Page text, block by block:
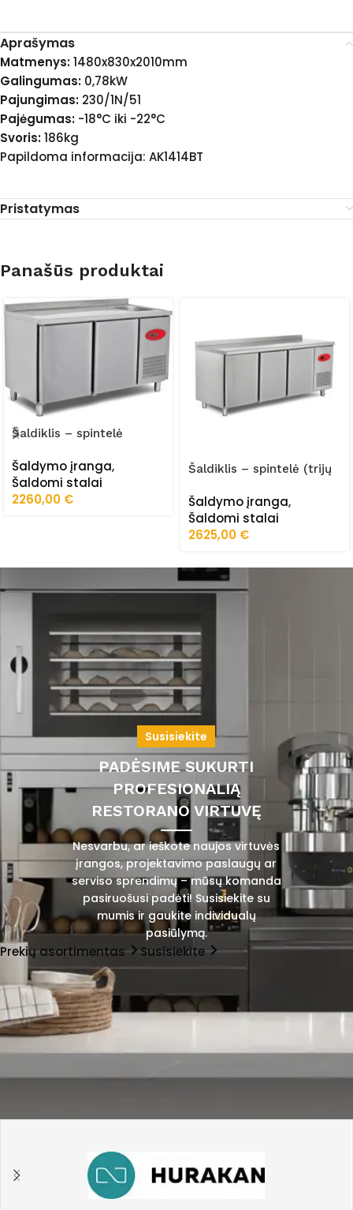
Aprašymas
Matmenys:1480x830x2010mm
Galingumas: 0,78kW
Pajungimas: 230/1N/51
Pajėgumas: -18°C iki -22°C
Svoris:186kg
Papildoma informacija: AK1414BT
Pristatymas
Panašūs produktai
Šaldiklis – spintelė
150/70/02/STA
Šaldymo įranga,
Šaldomi stalai
2260,00 €
Šaldiklis – spintelė (trijų
200/70/02/STA
Šaldymo įranga,
Šaldomi stalai
2625,00 €
Susisiekite
PADĖSIME SUKURTI
PROFESIONALIĄ
RESTORANO VIRTUVĘ
Nesvarbu, ar ieškote naujos virtuvės
įrangos, projektavimo paslaugų ar
serviso sprendimų – mūsų komanda
pasiruošusi padėti! Susisiekite su
mumis ir gaukite individualų
pasiūlymą.
Prekių asortimentas Susisiekite